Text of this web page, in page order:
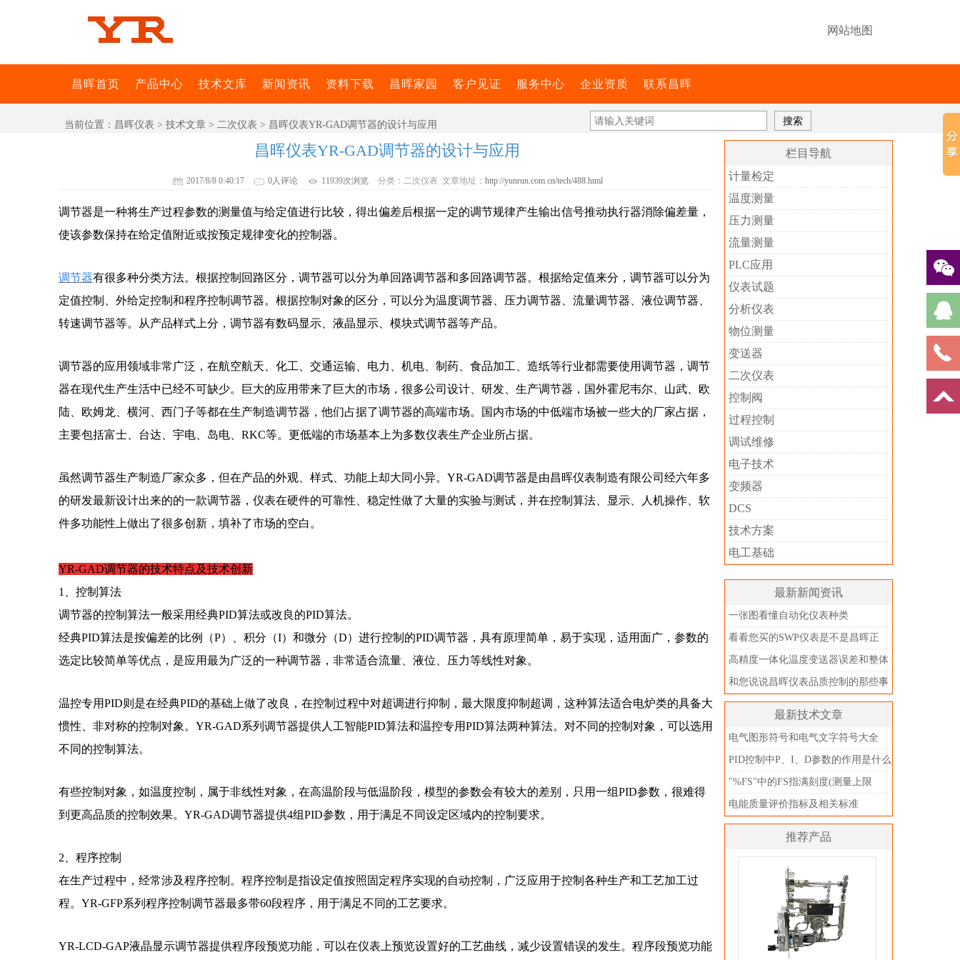
网站地图
昌晖首页 产品中心 技术文库 新闻资讯 资料下载 昌晖家园 客户见证 服务中心 企业资质 联系昌晖
当前位置： 昌晖仪表 > 技术文章 > 二次仪表 > 昌晖仪表YR-GAD调节器的设计与应用
昌晖仪表YR-GAD调节器的设计与应用
2017/8/8 0:40:17 0人评论 11939次浏览 分类：二次仪表 文章地址： http://yunrun.com.cn/tech/488.html
调节器是一种将生产过程参数的测量值与给定值进行比较，得出偏差后根据一定的调节规律产生输出信号推动执行器消除偏差量，
使该参数保持在给定值附近或按预定规律变化的控制器。
调节器有很多种分类方法。根据控制回路区分，调节器可以分为单回路调节器和多回路调节器。根据给定值来分，调节器可以分为
定值控制、外给定控制和程序控制调节器。根据控制对象的区分，可以分为温度调节器、压力调节器、流量调节器、液位调节器、
转速调节器等。从产品样式上分，调节器有数码显示、液晶显示、模块式调节器等产品。
调节器的应用领域非常广泛，在航空航天、化工、交通运输、电力、机电、制药、食品加工、造纸等行业都需要使用调节器，调节
器在现代生产生活中已经不可缺少。巨大的应用带来了巨大的市场，很多公司设计、研发、生产调节器，国外霍尼韦尔、山武、欧
陆、欧姆龙、横河、西门子等都在生产制造调节器，他们占据了调节器的高端市场。国内市场的中低端市场被一些大的厂家占据，
主要包括富士、台达、宇电、岛电、RKC等。更低端的市场基本上为多数仪表生产企业所占据。
虽然调节器生产制造厂家众多，但在产品的外观、样式、功能上却大同小异。YR-GAD调节器是由昌晖仪表制造有限公司经六年多
的研发最新设计出来的的一款调节器，仪表在硬件的可靠性、稳定性做了大量的实验与测试，并在控制算法、显示、人机操作、软
件多功能性上做出了很多创新，填补了市场的空白。
YR-GAD调节器的技术特点及技术创新
1、控制算法
调节器的控制算法一般采用经典PID算法或改良的PID算法。
经典PID算法是按偏差的比例（P）、积分（I）和微分（D）进行控制的PID调节器，具有原理简单，易于实现，适用面广，参数的
选定比较简单等优点，是应用最为广泛的一种调节器，非常适合流量、液位、压力等线性对象。
温控专用PID则是在经典PID的基础上做了改良，在控制过程中对超调进行抑制，最大限度抑制超调，这种算法适合电炉类的具备大
惯性、非对称的控制对象。YR-GAD系列调节器提供人工智能PID算法和温控专用PID算法两种算法。对不同的控制对象，可以选用
不同的控制算法。
有些控制对象，如温度控制，属于非线性对象，在高温阶段与低温阶段，模型的参数会有较大的差别，只用一组PID参数，很难得
到更高品质的控制效果。YR-GAD调节器提供4组PID参数，用于满足不同设定区域内的控制要求。
2、程序控制
在生产过程中，经常涉及程序控制。程序控制是指设定值按照固定程序实现的自动控制，广泛应用于控制各种生产和工艺加工过
程。 YR-GFP系列程序控制调节器最多带60段程序，用于满足不同的工艺要求。
YR-LCD-GAP液晶显示调节器提供程序段预览功能，可以在仪表上预览设置好的工艺曲线，减少设置错误的发生。程序段预览功能
栏目导航
计量检定
温度测量
压力测量
流量测量
PLC应用
仪表试题
分析仪表
物位测量
变送器
二次仪表
控制阀
过程控制
调试维修
电子技术
变频器
DCS
技术方案
电工基础
最新新闻资讯
一张图看懂自动化仪表种类
看看您买的SWP仪表是不是昌晖正
品？别被忽悠了
高精度一体化温度变送器误差和整体
精度
和您说说昌晖仪表品质控制的那些事
儿
最新技术文章
电气图形符号和电气文字符号大全
PID控制中P、I、D参数的作用是什么
"%FS"中的FS指满刻度(测量上限
值)，不是指满量程
电能质量评价指标及相关标准
推荐产品